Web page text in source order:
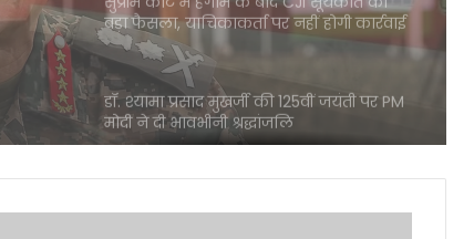
डॉ. श्यामा प्रसाद मुखर्जी की 125वीं जयंती पर PM
मोदी ने दी भावभीनी श्रद्धांजलि
रणनीतिक साझेदारी को मिली नई गति